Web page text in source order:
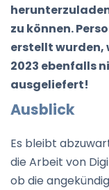
zu können.
erstellt wurden,
2023 ebenfalls
ausgeliefert!
Ausblick
Es bleibt
die Arbeit von
ob die